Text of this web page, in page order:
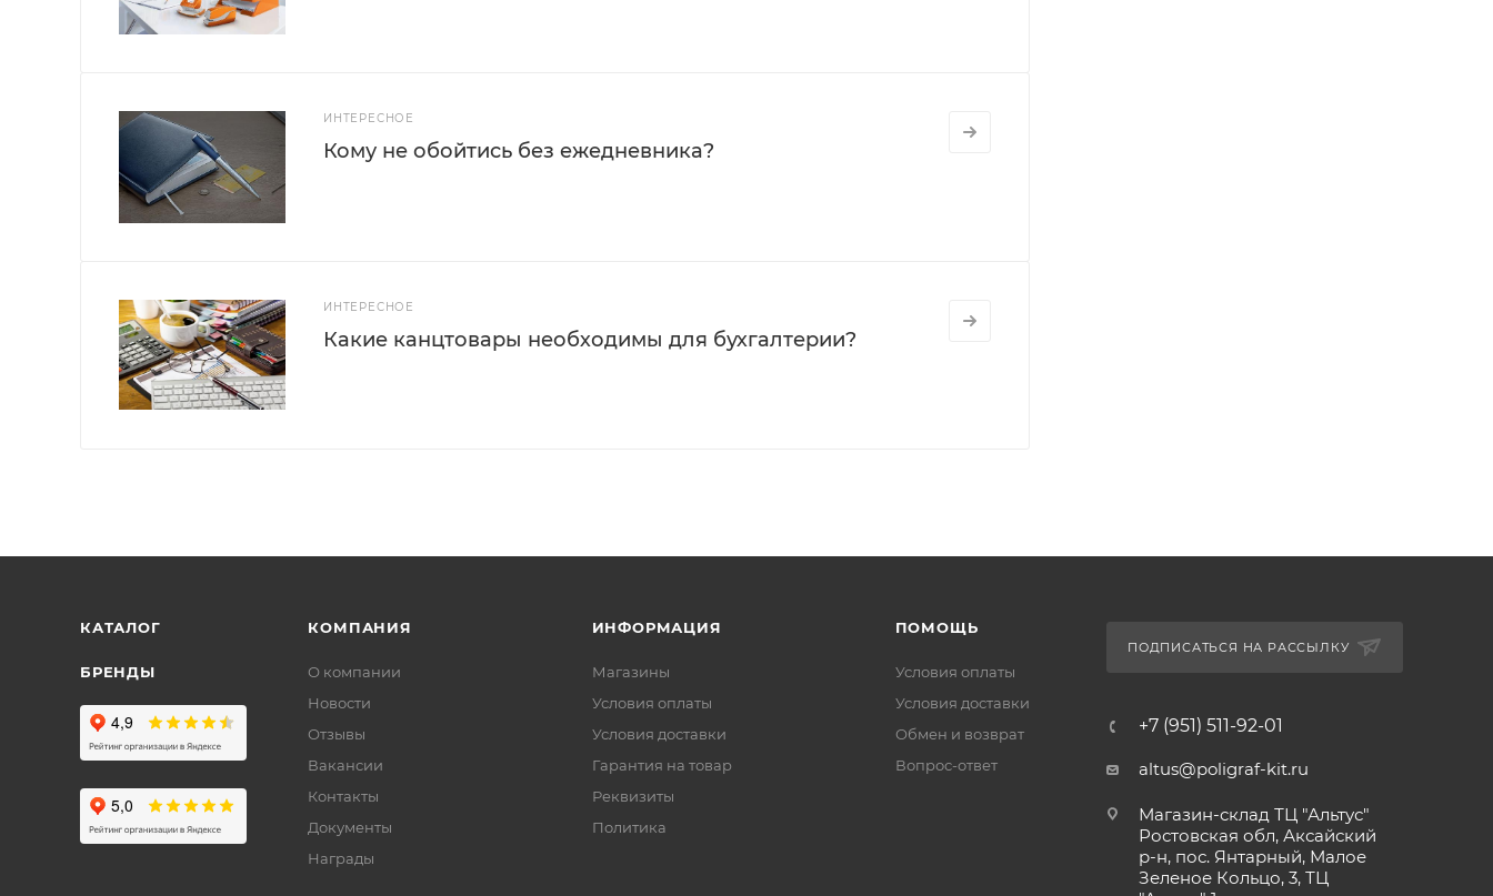
ИНТЕРЕСНОЕ
Кому не обойтись без ежедневника?
ИНТЕРЕСНОЕ
Какие канцтовары необходимы для бухгалтерии?
КАТАЛОГ
БРЕНДЫ
КОМПАНИЯ
О компании
Новости
Отзывы
Вакансии
Контакты
Документы
Награды
ИНФОРМАЦИЯ
Магазины
Условия оплаты
Условия доставки
Гарантия на товар
Реквизиты
Политика
ПОМОЩЬ
Условия оплаты
Условия доставки
Обмен и возврат
Вопрос-ответ
ПОДПИСАТЬСЯ НА РАССЫЛКУ
+7 (951) 511-92-01
altus@poligraf-kit.ru
Магазин-склад ТЦ "Альтус"
Ростовская обл, Аксайский
р-н, пос. Янтарный, Малое
Зеленое Кольцо, 3, ТЦ